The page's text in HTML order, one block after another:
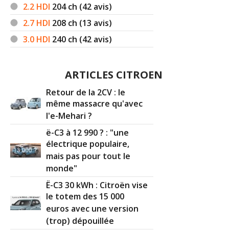
2.2 HDI 204ch (42 avis)
2.7 HDI 208 ch (13 avis)
3.0 HDI 240 ch (42 avis)
ARTICLES CITROEN
Retour de la 2CV : le
même massacre qu'avec
l'e-Mehari ?
ë-C3 à 12 990 ? : "une
électrique populaire,
mais pas pour tout le
monde"
Ë-C3 30 kWh : Citroën vise
le totem des 15 000
euros avec une version
(trop) dépouillée